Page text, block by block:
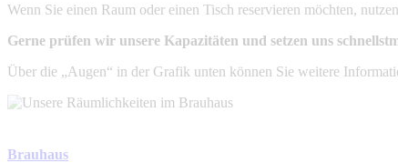
Wenn Sie einen Raum oder einen Tisch reservieren möchten,
Gerne prüfen wir unsere Kapazitäten und setzen uns
Über die „Augen“ in der Grafik unten können Sie weitere
Brauhaus